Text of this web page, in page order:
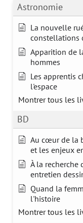
Astronomie
La nouvelle
constellations
Apparition de
hommes
Les apprentis
l'espace
Montrer tous les
BD
Au cœur de la
et les enjeux
À la recherche
entretien
Quand la
l'histoire
Montrer tous les